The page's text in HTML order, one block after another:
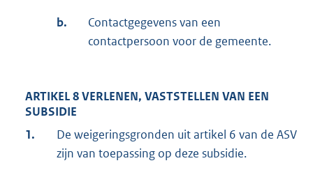
b.
Contactgegevens van een
contactpersoon voor de gemeente.
ARTIKEL 8 VERLENEN, VASTSTELLEN VAN EEN
SUBSIDIE
1.
De weigeringsgronden uit artikel 6 van de ASV
zijn van toepassing op deze subsidie.